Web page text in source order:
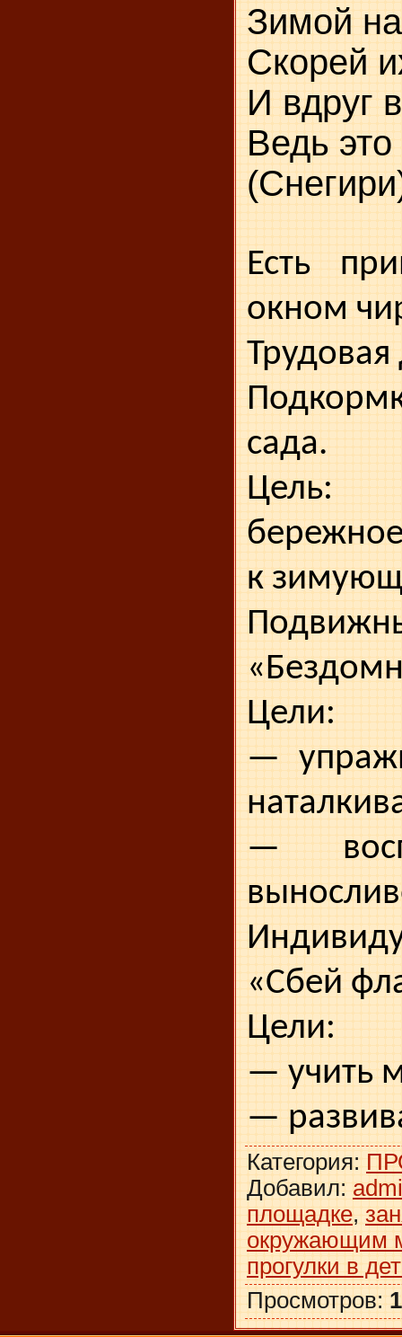
Зимой
Скорей
И вдруг
Ведь это
Есть
окном
Трудовая
сада.
Цель:
к
Цели:
—
—
«Сбей
Цели:
— учить
—
Категория:
Добавил:
площадке,
окружающим
прогулки в
Просмотров: